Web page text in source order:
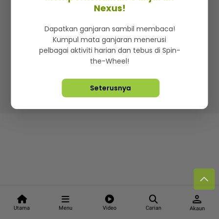
Utama Menu Video Carian
person
Akaun
Iklan di SMG360
Terma & Syarat Dasar Privasi
Lebih hot, viral dan sensasi
Hakcipta Terpelihara ©2026. Star Media Group Berhad
Nexus!
Dapatkan ganjaran sambil membaca!
Kumpul mata ganjaran menerusi
pelbagai aktiviti harian dan tebus di Spin-
the-Wheel!
Seterusnya